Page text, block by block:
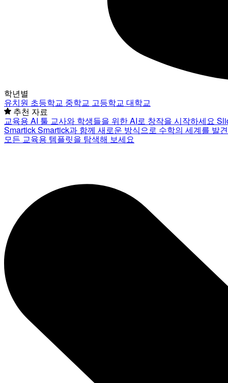
학년별
유치원 초등학교 중학교 고등학교 대학교
추천 자료
교육용 AI 툴 교사와 학생들을 위한 AI로 창작을 시작하세요
SmartickSmartick과 함께 새로운 방식으로 수학의 세계를 발
모든 교육용 템플릿을 탐색해 보세요